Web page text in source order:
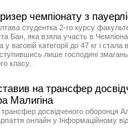
чемпіонату з
студентка 2-го курсу
Бан, яка взяла участь в
ваговій категорії до 47 кг і стала
лише господині змагань
класу.
на трансфер
Малигіна
досвідченого оборонця
онлайн у Інформаційному